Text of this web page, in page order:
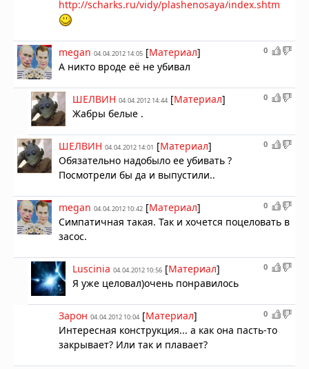
http://scharks.ru/vidy/plashenosaya/index.shtm
0
megan 04.04.2012 14:05 [Материал]
А никто вроде её не убивал
0
ШЕЛВИН 04.04.2012 14:44 [Материал]
Жабры белые .
0
ШЕЛВИН 04.04.2012 14:01 [Материал]
Обязательно надобыло ее убивать ?
Посмотрели бы да и выпустили..
0
megan 04.04.2012 10:42 [Материал]
Симпатичная такая. Так и хочется поцеловать в
засос.
0
Luscinia 04.04.2012 10:56 [Материал]
Я уже целовал)очень понравилось
0
Зарон 04.04.2012 10:04 [Материал]
Интересная конструкция... а как она пасть-то
закрывает? Или так и плавает?